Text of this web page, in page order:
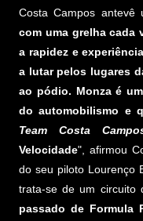
Costa Campos antevê
com uma grelha cada
a rapidez e
a lutar pelos lugares
ao pódio. Monza é
do automobilismo e
Team Costa
Velocidade", afirmou
do seu piloto Lourenço
trata-se de um circuito
passado de Formula